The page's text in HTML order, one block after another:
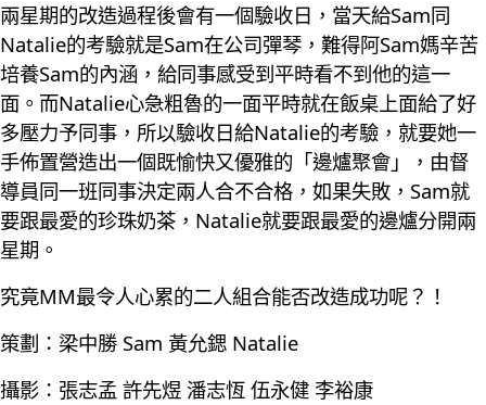
兩星期的改造過程後會有一個驗收日，當天給Sam同
Natalie的考驗就是Sam在公司彈琴，難得阿Sam媽辛苦
培養Sam的內涵，給同事感受到平時看不到他的這一
面。而Natalie心急粗魯的一面平時就在飯桌上面給了好
多壓力予同事，所以驗收日給Natalie的考驗，就要她一
手佈置營造出一個既愉快又優雅的「邊爐聚會」，由督
導員同一班同事決定兩人合不合格，如果失敗，Sam就
要跟最愛的珍珠奶茶，Natalie就要跟最愛的邊爐分開兩
星期。
究竟MM最令人心累的二人組合能否改造成功呢？！
策劃：梁中勝 Sam 黃允鍶 Natalie
攝影：張志孟 許先煜 潘志恆 伍永健 李裕康